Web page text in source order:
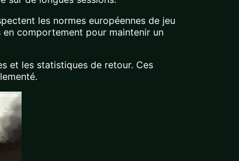
les normes européennes de jeu
comportement pour maintenir un
et les statistiques de retour. Ces